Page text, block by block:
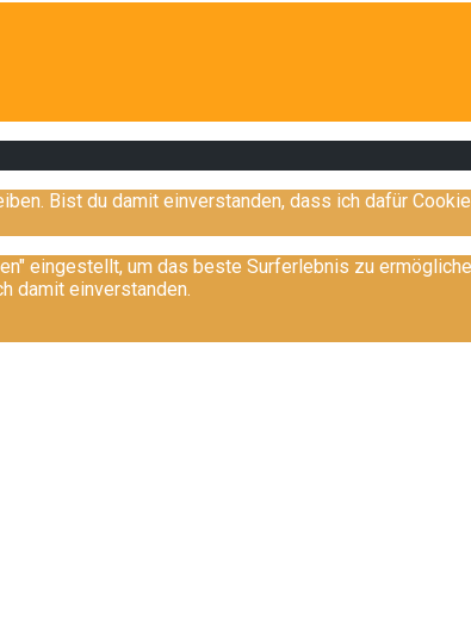
Bist du damit einverstanden, dass ich dafür
eingestellt, um das beste Surferlebnis zu
damit einverstanden.